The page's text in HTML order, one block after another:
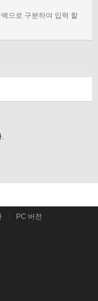
으로 구분하여 입력 할
.
PC 버전